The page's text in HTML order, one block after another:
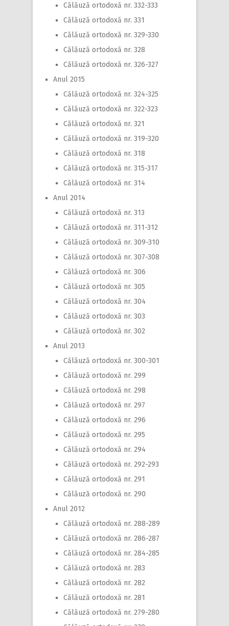
Călăuză ortodoxă nr. 332-333
Călăuză ortodoxă nr. 331
Călăuză ortodoxă nr. 329-330
Călăuză ortodoxă nr. 328
Călăuză ortodoxă nr. 326-327
Anul 2015
Călăuză ortodoxă nr. 324-325
Călăuză ortodoxă nr. 322-323
Călăuză ortodoxă nr. 321
Călăuză ortodoxă nr. 319-320
Călăuză ortodoxă nr. 318
Călăuză ortodoxă nr. 315-317
Călăuză ortodoxă nr. 314
Anul 2014
Călăuză ortodoxă nr. 313
Călăuză ortodoxă nr. 311-312
Călăuză ortodoxă nr. 309-310
Călăuză ortodoxă nr. 307-308
Călăuză ortodoxă nr. 306
Călăuză ortodoxă nr. 305
Călăuză ortodoxă nr. 304
Călăuză ortodoxă nr. 303
Călăuză ortodoxă nr. 302
Anul 2013
Călăuză ortodoxă nr. 300-301
Călăuză ortodoxă nr. 299
Călăuză ortodoxă nr. 298
Călăuză ortodoxă nr. 297
Călăuză ortodoxă nr. 296
Călăuză ortodoxă nr. 295
Călăuză ortodoxă nr. 294
Călăuză ortodoxă nr. 292-293
Călăuză ortodoxă nr. 291
Călăuză ortodoxă nr. 290
Anul 2012
Călăuză ortodoxă nr. 288-289
Călăuză ortodoxă nr. 286-287
Călăuză ortodoxă nr. 284-285
Călăuză ortodoxă nr. 283
Călăuză ortodoxă nr. 282
Călăuză ortodoxă nr. 281
Călăuză ortodoxă nr. 279-280